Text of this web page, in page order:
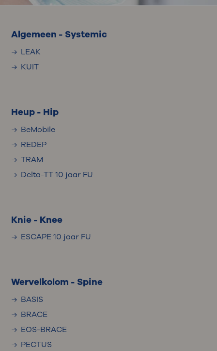
Algemeen - Systemic
LEAK
KUIT
Heup - Hip
BeMobile
REDEP
TRAM
Delta-TT 10 jaar FU
Knie - Knee
ESCAPE 10 jaar FU
Wervelkolom - Spine
BASIS
BRACE
EOS-BRACE
PECTUS